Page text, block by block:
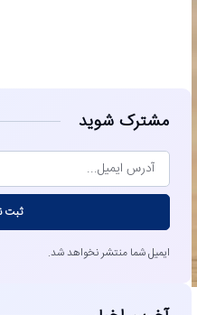
مشترک شوید
ثبت
ایمیل شما منتشر نخواهد شد.